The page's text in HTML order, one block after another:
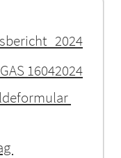
16042024